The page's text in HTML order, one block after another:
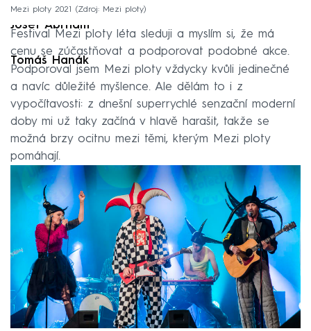
Mezi ploty 2021 Zdroj: Mezi ploty
Josef Abrhám
Festival Mezi ploty léta sleduji a myslím si, že má
cenu se zúčastňovat a podporovat podobné akce.
Tomáš Hanák
Podporoval jsem Mezi ploty vždycky kvůli jedinečné
a navíc důležité myšlence. Ale dělám to i z
vypočítavosti: z dnešní superrychlé senzační moderní
doby mi už taky začíná v hlavě harašit, takže se
možná brzy ocitnu mezi těmi, kterým Mezi ploty
pomáhají.